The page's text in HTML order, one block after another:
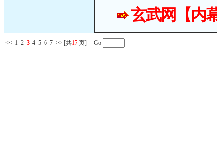
玄武网【内
<< 1 2 3 4 5 6 7 >> [共17 页] Go